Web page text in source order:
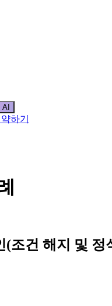
하기
(조건 해지 및